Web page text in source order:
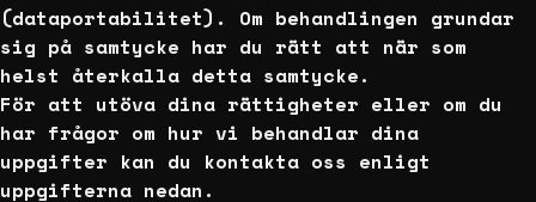
(dataportabilitet). Om behandlingen grundar
sig på samtycke har du rätt att när som
helst återkalla detta samtycke.
För att utöva dina rättigheter eller om du
har frågor om hur vi behandlar dina
uppgifter kan du kontakta oss enligt
uppgifterna nedan.